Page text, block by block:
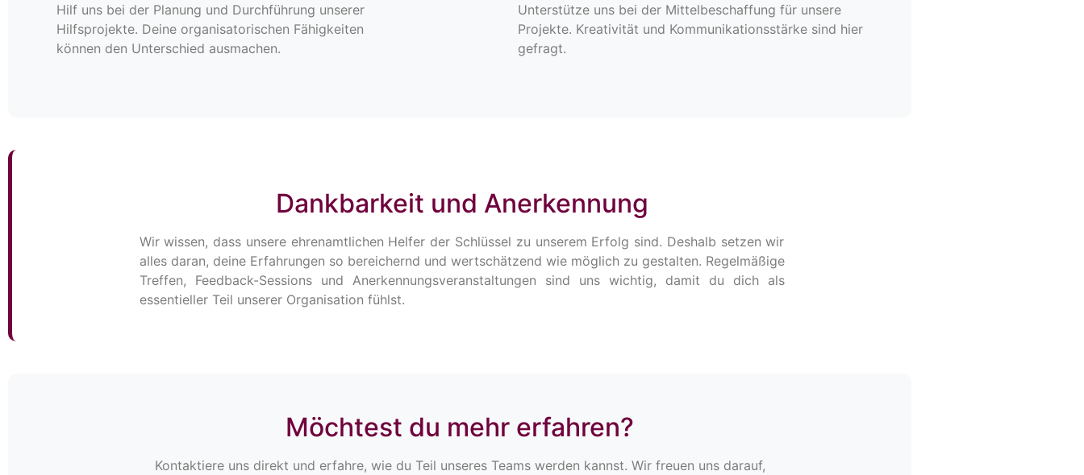
Hilf uns bei der Planung und Durchführung unserer
Hilfsprojekte. Deine organisatorischen Fähigkeiten
können den Unterschied ausmachen.
Unterstütze uns bei der Mittelbeschaffung für unsere
Projekte. Kreativität und Kommunikationsstärke sind hier
gefragt.
Dankbarkeit und Anerkennung
Wir wissen, dass unsere ehrenamtlichen Helfer der Schlüssel zu unserem Erfolg sind. Deshalb setzen wir
alles daran, deine Erfahrungen so bereichernd und wertschätzend wie möglich zu gestalten. Regelmäßige
Treffen, Feedback-Sessions und Anerkennungsveranstaltungen sind uns wichtig, damit du dich als
essentieller Teil unserer Organisation fühlst.
Möchtest du mehr erfahren?
Kontaktiere uns direkt und erfahre, wie du Teil unseres Teams werden kannst. Wir freuen uns darauf,